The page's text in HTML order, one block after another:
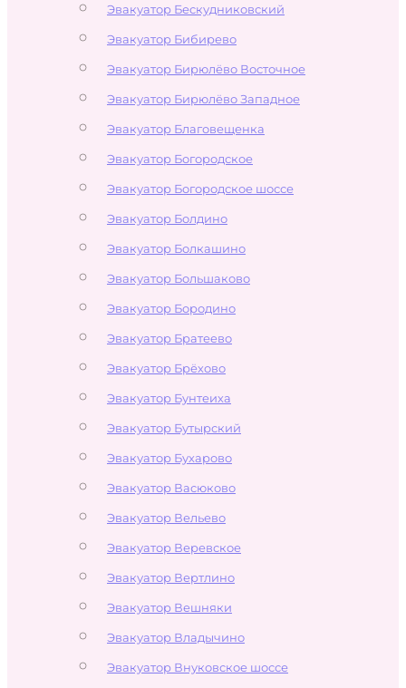
Эвакуатор Бескудниковский
Эвакуатор Бибирево
Эвакуатор Бирюлёво Восточное
Эвакуатор Бирюлёво Западное
Эвакуатор Благовещенка
Эвакуатор Богородское
Эвакуатор Богородское шоссе
Эвакуатор Болдино
Эвакуатор Болкашино
Эвакуатор Большаково
Эвакуатор Бородино
Эвакуатор Братеево
Эвакуатор Брёхово
Эвакуатор Бунтеиха
Эвакуатор Бутырский
Эвакуатор Бухарово
Эвакуатор Васюково
Эвакуатор Вельево
Эвакуатор Веревское
Эвакуатор Вертлино
Эвакуатор Вешняки
Эвакуатор Владычино
Эвакуатор Внуковское шоссе